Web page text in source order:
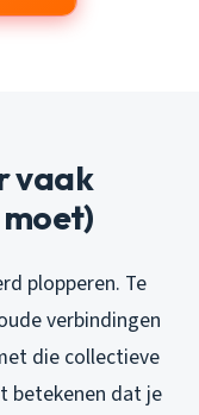
vaak
plopperen. Te
verbindingen
die collectieve
betekenen dat je